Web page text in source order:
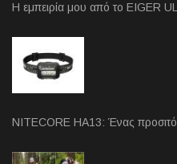
Η εμπειρία μου από το EIGER
NITECORE HA13: Ένας